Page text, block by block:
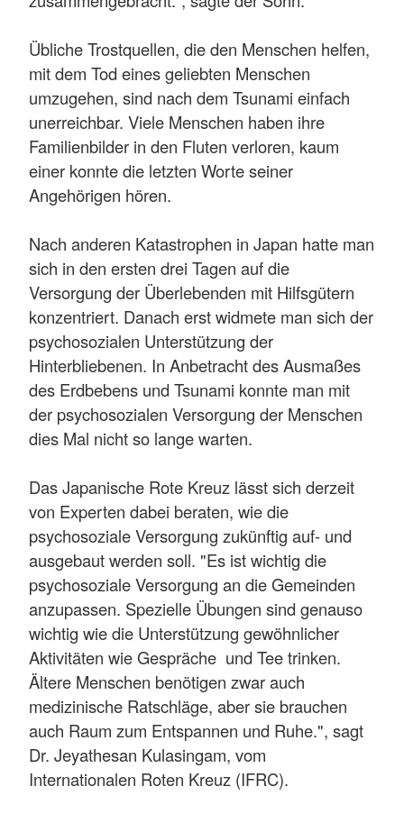
Übliche Trostquellen, die den Menschen helfen,
mit dem Tod eines geliebten Menschen
umzugehen, sind nach dem Tsunami einfach
unerreichbar. Viele Menschen haben ihre
Familienbilder in den Fluten verloren, kaum
einer konnte die letzten Worte seiner
Angehörigen hören.
Nach anderen Katastrophen in Japan hatte man
sich in den ersten drei Tagen auf die
Versorgung der Überlebenden mit Hilfsgütern
konzentriert. Danach erst widmete man sich der
psychosozialen Unterstützung der
Hinterbliebenen. In Anbetracht des Ausmaßes
des Erdbebens und Tsunami konnte man mit
der psychosozialen Versorgung der Menschen
dies Mal nicht so lange warten.
Das Japanische Rote Kreuz lässt sich derzeit
von Experten dabei beraten, wie die
psychosoziale Versorgung zukünftig auf- und
ausgebaut werden soll. "Es ist wichtig die
psychosoziale Versorgung an die Gemeinden
anzupassen. Spezielle Übungen sind genauso
wichtig wie die Unterstützung gewöhnlicher
Aktivitäten wie Gespräche und Tee trinken.
Ältere Menschen benötigen zwar auch
medizinische Ratschläge, aber sie brauchen
auch Raum zum Entspannen und Ruhe.", sagt
Dr. Jeyathesan Kulasingam, vom
Internationalen Roten Kreuz (IFRC).